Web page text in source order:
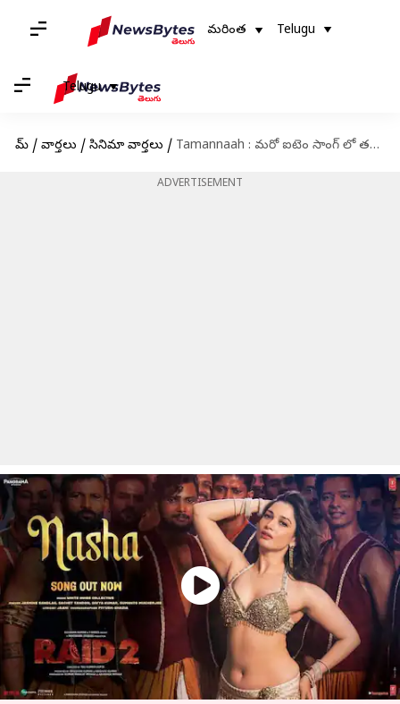
మరింత Telugu
Telugu
హోమ్ / వార్తలు / సినిమా వార్తలు / Tamannaah : మరో ఐటెం సాంగ్ లో తమన్నా.. ఊపు ఊపిందిగా..
ADVERTISEMENT